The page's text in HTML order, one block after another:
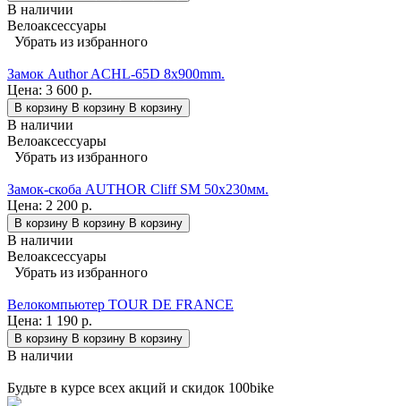
В наличии
Велоаксессуары
Убрать из избранного
Замок Author ACHL-65D 8x900mm.
Цена: 3 600 р.
В корзину В корзину В корзину
В наличии
Велоаксессуары
Убрать из избранного
Замок-скоба AUTHOR Cliff SM 50x230мм.
Цена: 2 200 р.
В корзину В корзину В корзину
В наличии
Велоаксессуары
Убрать из избранного
Велокомпьютер TOUR DE FRANCE
Цена: 1 190 р.
В корзину В корзину В корзину
В наличии
Будьте в курсе всех акций и скидок 100bike